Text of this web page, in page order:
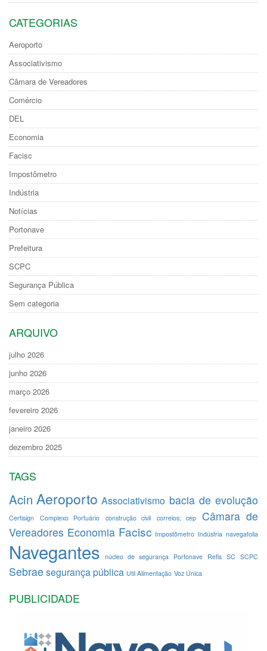
CATEGORIAS
Aeroporto
Associativismo
Câmara de Vereadores
Comércio
DEL
Economia
Facisc
Impostômetro
Indústria
Notícias
Portonave
Prefeitura
SCPC
Segurança Pública
Sem categoria
ARQUIVO
julho 2026
junho 2026
março 2026
fevereiro 2026
janeiro 2026
dezembro 2025
TAGS
Acin Aeroporto Associativismo bacia de evolução
Certisign Complexo Portuário construção civil correios; cep
Câmara de
Vereadores Economia Facisc Impostômetro Indústria navegafolia
Navegantes núcleo de segurança Portonave Refis SC SCPC
Sebrae segurança pública Util Alimentação Voz Única
PUBLICIDADE